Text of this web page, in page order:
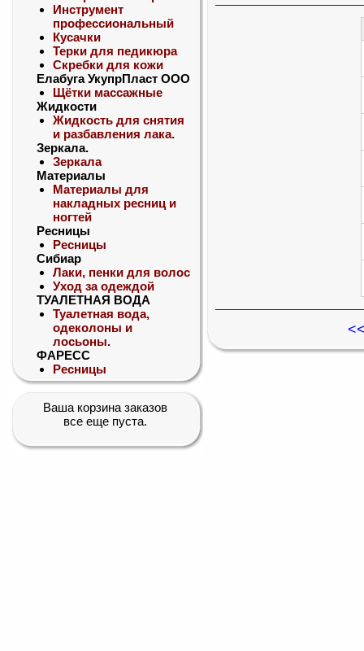
Инструмент
профессиональный
Кусачки
Терки для педикюра
Скребки для кожи
Елабуга УкупрПласт ООО
Щётки массажные
Жидкости
Жидкость для снятия
и разбавления лака.
Зеркала.
Зеркала
Материалы
Материалы для
накладных ресниц и
ногтей
Ресницы
Ресницы
Сибиар
Лаки, пенки для волос
Уход за одеждой
ТУАЛЕТНАЯ ВОДА
Туалетная вода,
одеколоны и
лосьоны.
ФАРЕСС
Ресницы
Ваша корзина заказов
все еще пуста.